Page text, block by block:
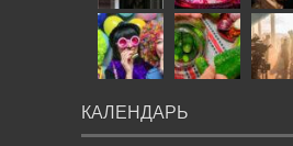
КАЛЕНДАРЬ